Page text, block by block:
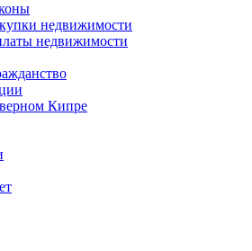
недвижимости
недвижимости
Кипре